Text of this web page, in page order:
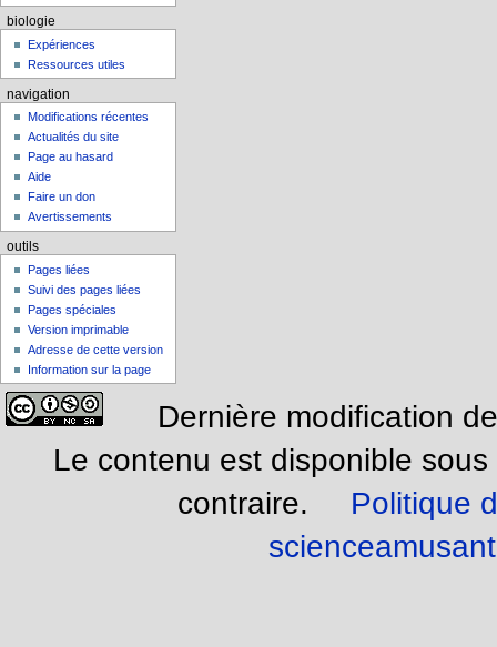
biologie
Expériences
Ressources utiles
navigation
Modifications récentes
Actualités du site
Page au hasard
Aide
Faire un don
Avertissements
outils
Pages liées
Suivi des pages liées
Pages spéciales
Version imprimable
Adresse de cette version
Information sur la page
Dernière modification
Le contenu est disponible
contraire.
Politique